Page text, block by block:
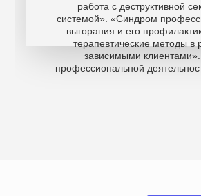
работа с деструктивной
системой». «Синдром
выгорания и его
терапевтические методы в
зависимыми
профессиональной